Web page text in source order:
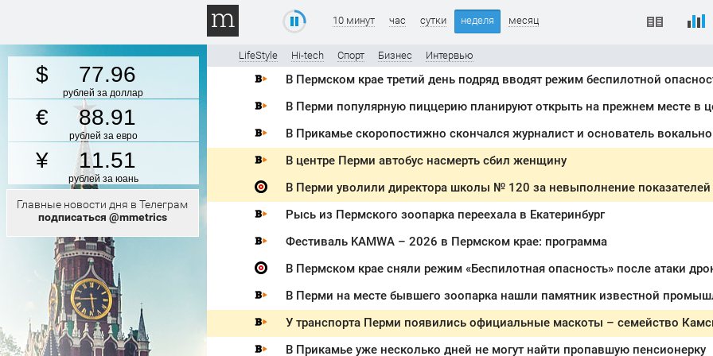
77.96
рублей за доллар
88.91
рублей за евро
11.51
рублей за юань
Главные новости дня в Телеграм
подписаться @mmetrics
10 минут час сутки неделя месяц
LifeStyle Hi-tech Спорт Бизнес Интервью
В Пермском крае третий день подряд вводят режим беспилотной
В Перми популярную пиццерию планируют открыть на прежнем месте в
В Прикамье скоропостижно скончался журналист и основатель
В центре Перми автобус насмерть сбил женщину
В Перми уволили директора школы № 120 за невыполнение показателей
Рысь из Пермского зоопарка переехала в Екатеринбург
Фестиваль KAMWA – 2026 в Пермском крае: программа
В Пермском крае сняли режим «Беспилотная опасность» после атаки
В Перми на месте бывшего зоопарка нашли памятник известной
У транспорта Перми появились официальные маскоты – семейство
В Прикамье уже несколько дней не могут найти пропавшую пенсионерку